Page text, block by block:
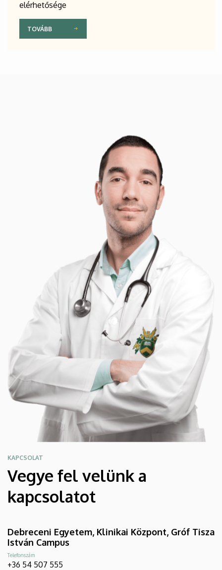
elérhetősége
TOVÁBB
KAPCSOLAT
Vegye fel velünk a
kapcsolatot
Debreceni Egyetem, Klinikai Központ, Gróf Tisza
István Campus
Telefonszám
+36 54 507 555